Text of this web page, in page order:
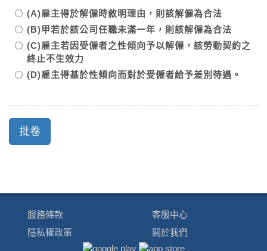
(A)雇主得於解僱時敘明理由，則該解僱為合法
(B)甲若於該公司任職未滿一年，則該解僱為合法
(C)雇主若因受僱者之性傾向予以解僱，該勞動契約之
終止不生效力
(D)雇主得基於性傾向而對於受僱者給予差別待遇。
服務條款
隱私權政策
客服中心
關於我們